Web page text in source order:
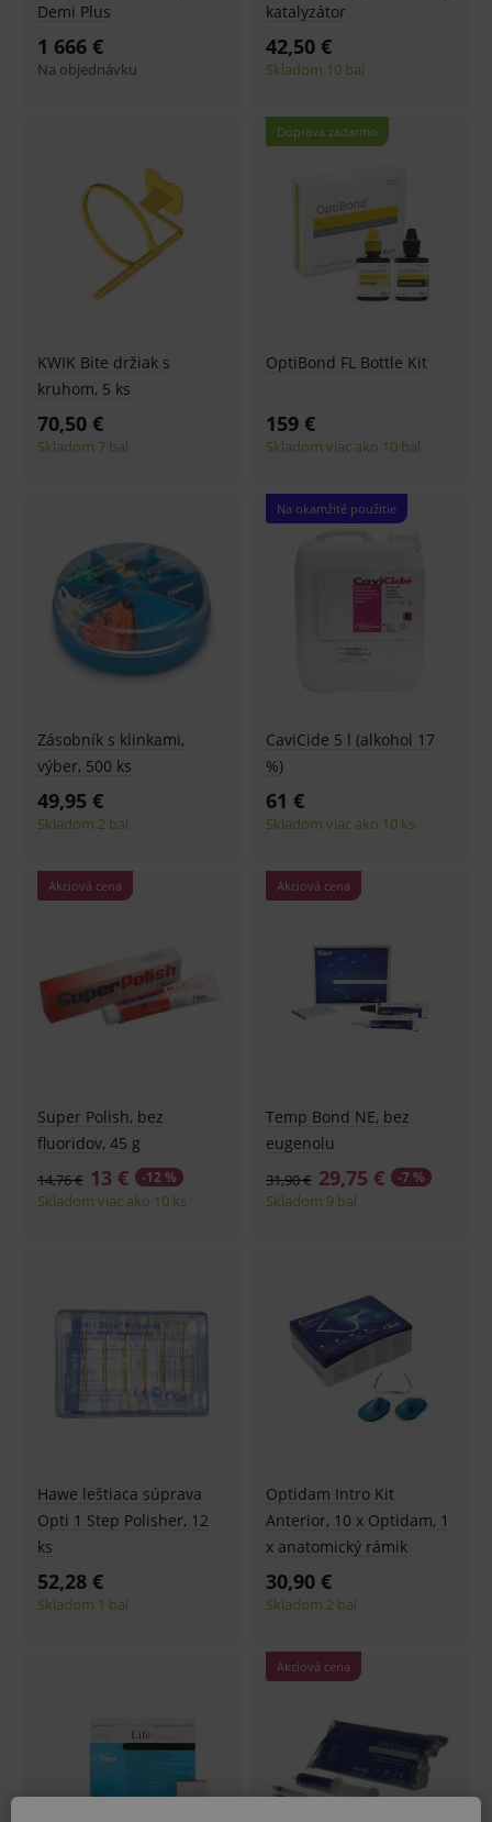
Demi Plus
1 666 €
Na objednávku
katalyzátor
42,50 €
Skladom 10 bal
KWIK Bite držiak s
kruhom, 5 ks
70,50 €
Skladom 7 bal
Doprava zadarmo
OptiBond FL Bottle Kit
159 €
Skladom viac ako 10 bal
Zásobník s klinkami,
výber, 500 ks
49,95 €
Skladom 2 bal
Na okamžité použitie
CaviCide 5 l (alkohol 17
%)
61 €
Skladom viac ako 10 ks
Akciová cena
Super Polish, bez
fluoridov, 45 g
13 €
14,76 € -12 %
Skladom viac ako 10 ks
Akciová cena
Temp Bond NE, bez
eugenolu
29,75 €
31,90 € -7 %
Skladom 9 bal
Hawe leštiaca súprava
Opti 1 Step Polisher, 12
ks
52,28 €
Skladom 1 bal
Optidam Intro Kit
Anterior, 10 x Optidam, 1
x anatomický rámik
30,90 €
Skladom 2 bal
Akciová cena